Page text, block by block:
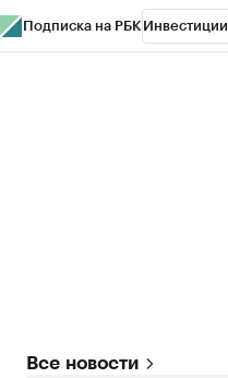
Подписка на РБК Инвестиции
Все новости